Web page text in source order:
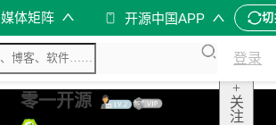
媒体矩阵 开源中国APP 切
登录
零一开源
+
关
注